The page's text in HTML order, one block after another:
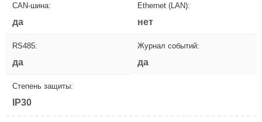
CAN-шина:
да
Ethernet (LAN):
нет
RS485:
да
Журнал событий:
да
Степень защиты:
IP30